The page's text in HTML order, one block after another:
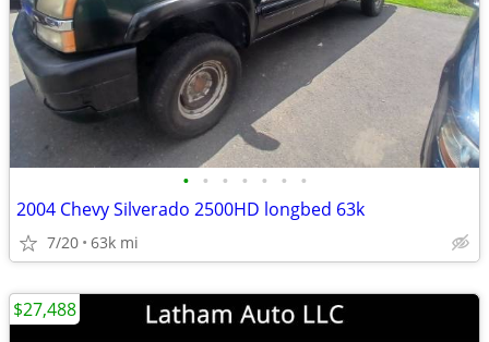
• • • • • • •
2004 Chevy Silverado 2500HD longbed 63k
7/20 63k mi
$27,488